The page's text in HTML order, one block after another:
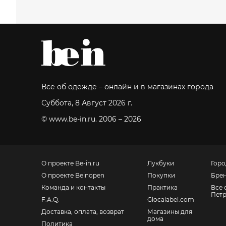
Все об одежде – онлайн и в магазинах города
Суббота, 8 Август 2026 г.
© www.be-in.ru. 2006 – 2026
О проекте Be-in.ru
О проекте Beinopen
Команда и контакты
F.A.Q.
Доставка, оплата, возврат
Политика
Лукбуки
Покупки
Практика
Glocalabel.com
Магазины для
дома
Все